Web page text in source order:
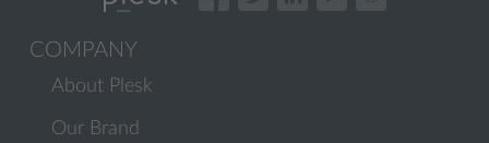
COMPANY
About Plesk
Our Brand